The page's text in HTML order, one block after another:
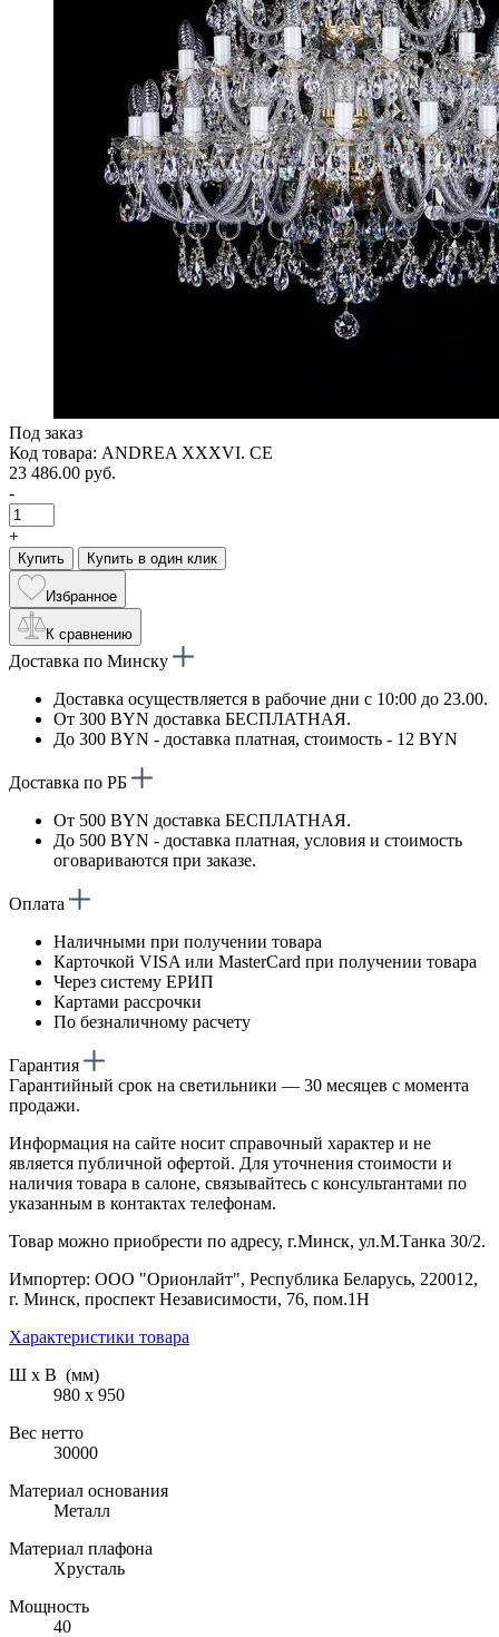
Под заказ
Код товара: ANDREA XXXVI. CE
23 486.00 руб.
-
+
Купить Купить в один клик
Избранное
К сравнению
Доставка по Минску
Доставка осуществляется в рабочие дни с 10:00 до 23.00.
От 300 BYN доставка БЕСПЛАТНАЯ.
До 300 BYN - доставка платная, стоимость - 12 BYN
Доставка по РБ
От 500 BYN доставка БЕСПЛАТНАЯ.
До 500 BYN - доставка платная, условия и стоимость
оговариваются при заказе.
Оплата
Наличными при получении товара
Карточкой VISA или MasterCard при получении товара
Через систему ЕРИП
Картами рассрочки
По безналичному расчету
Гарантия
Гарантийный срок на светильники — 30 месяцев с момента
продажи.
Информация на сайте носит справочный характер и не
является публичной офертой. Для уточнения стоимости и
наличия товара в салоне, связывайтесь с консультантами по
указанным в контактах телефонам.
Товар можно приобрести по адресу, г.Минск, ул.М.Танка 30/2.
Импортер: ООО "Орионлайт", Республика Беларусь, 220012,
г. Минск, проспект Независимости, 76, пом.1Н
Характеристики товара
Ш х В (мм)
980 х 950
Вес нетто
30000
Материал основания
Металл
Материал плафона
Хрусталь
Мощность
40